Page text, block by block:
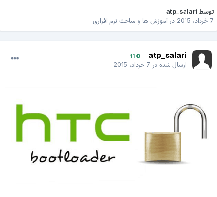
atp_salari
درآموزش ها و مباحث نرم افزاری
atp_salari
11
ارسال شده در7 خرداد، 2015